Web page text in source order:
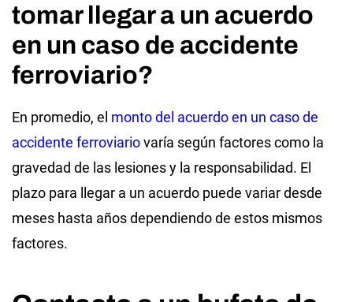
tomar llegar a un acuerdo
en un caso de accidente
ferroviario?
En promedio, el monto del acuerdo en un caso de
accidente ferroviariovaría según factores como la
gravedad de las lesiones y la responsabilidad. El
plazo para llegar a un acuerdo puede variar desde
meses hasta años dependiendo de estos mismos
factores.